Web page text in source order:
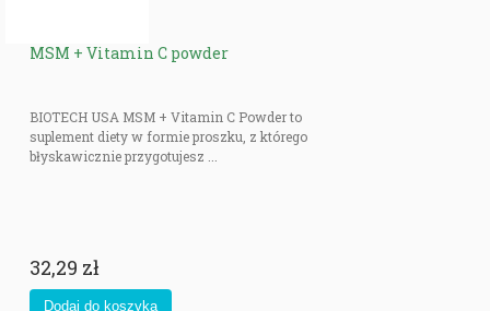
MSM + Vitamin C powder
BIOTECH USA MSM + Vitamin C Powder to
suplement diety w formie proszku, z którego
błyskawicznie przygotujesz ...
32,29 zł